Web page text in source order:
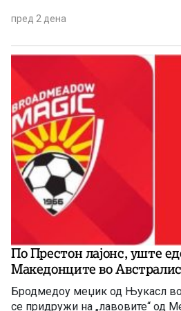
пред 2 дена
По Престон лајонс, уште
Македонците во
Бродмедоу меџик од Њукасл
се придружи на „лавовите“ од